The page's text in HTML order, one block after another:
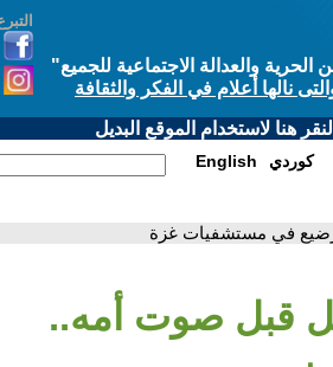
والعدالة الاجتماعية للجميع"
نالها أعلام في الفكر والثقافة
هنا لاستخدام الموقع البديل
English كوردي
في مستشفيات غزة
قبل صوت أمه..